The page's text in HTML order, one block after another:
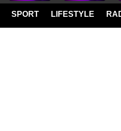
SPORT LIFESTYLE